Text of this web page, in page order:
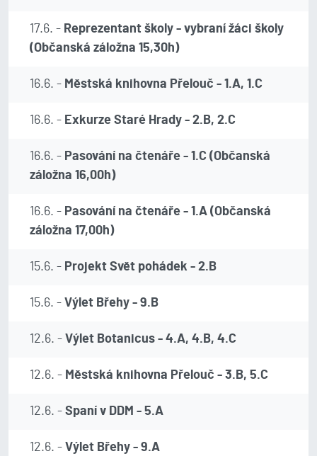
17.6. - Reprezentant školy - vybraní žáci školy
(Občanská záložna 15,30h)
16.6. - Městská knihovna Přelouč - 1.A, 1.C
16.6. - Exkurze Staré Hrady - 2.B, 2.C
16.6. - Pasování na čtenáře - 1.C (Občanská
záložna 16,00h)
16.6. - Pasování na čtenáře - 1.A (Občanská
záložna 17,00h)
15.6. - Projekt Svět pohádek - 2.B
15.6. - Výlet Břehy - 9.B
12.6. - Výlet Botanicus - 4.A, 4.B, 4.C
12.6. - Městská knihovna Přelouč - 3.B, 5.C
12.6. - Spaní v DDM - 5.A
12.6. - Výlet Břehy - 9.A